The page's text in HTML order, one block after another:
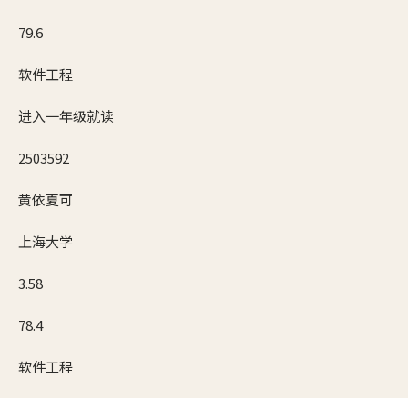
79.6
软件工程
进入一年级就读
2503592
黄依夏可
上海大学
3.58
78.4
软件工程